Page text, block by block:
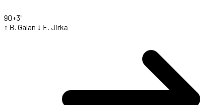
90+3'
↑ B. Galan ↓ E. Jirka